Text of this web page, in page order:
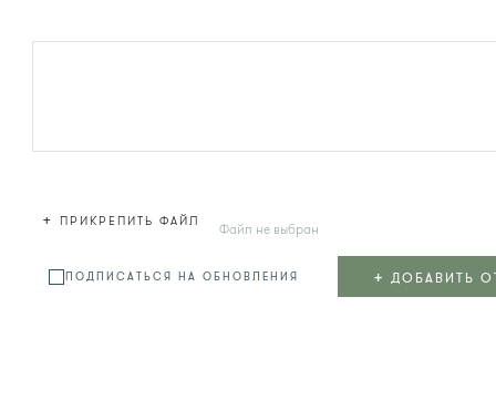
+ ПРИКРЕПИТЬ ФАЙЛ Файл не выбран
ПОДПИСАТЬСЯ НА ОБНОВЛЕНИЯ + ДОБАВИТЬ